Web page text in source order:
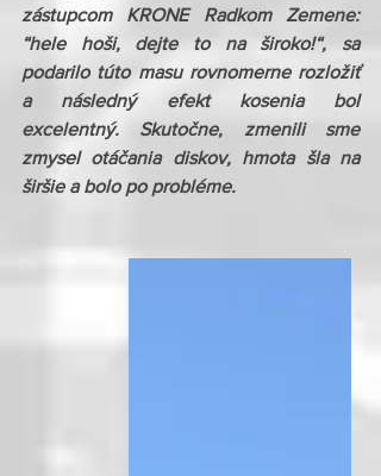
zástupcom KRONE Radkom Zemene:
“hele hoši, dejte to na široko!“, sa
podarilo túto masu rovnomerne rozložiť
a následný efekt kosenia bol
excelentný. Skutočne, zmenili sme
zmysel otáčania diskov, hmota šla na
širšie a bolo po probléme.